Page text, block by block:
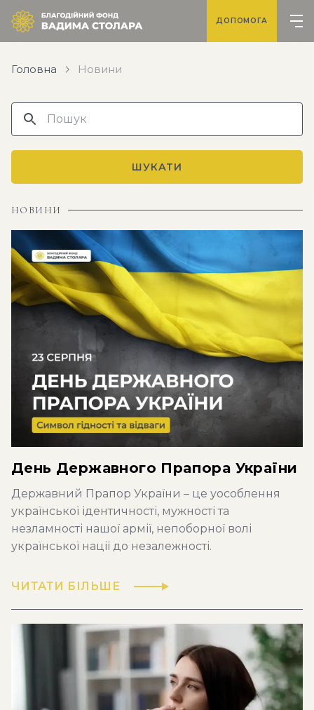
ДОПОМОГА
Головна Новини
ШУКАТИ
НОВИНИ
День Державного Прапора України
Державний Прапор України – це уособлення
української ідентичності, мужності та
незламності нашої армії, непоборної волі
української нації до незалежності.
ЧИТАТИ БІЛЬШЕ